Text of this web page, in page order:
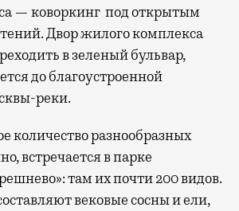
— коворкинг под открытым
Двор жилого комплекса
в зеленый бульвар,
до благоустроенной
реки.
количество разнообразных
встречается в парке
там ихпочти 200 видов.
вековые сосны и ели,